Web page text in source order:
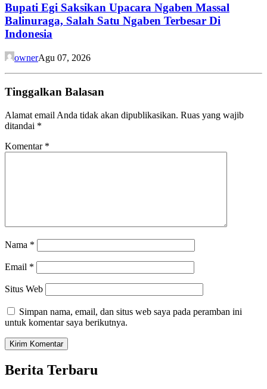
Bupati Egi Saksikan Upacara Ngaben Massal
Balinuraga, Salah Satu Ngaben Terbesar Di
Indonesia
ownerAgu 07, 2026
Tinggalkan Balasan
Alamat email Anda tidak akan dipublikasikan. Ruas yang wajib
ditandai *
Komentar *
Nama *
Email *
Situs Web
Simpan nama, email, dan situs web saya pada peramban ini
untuk komentar saya berikutnya.
Berita Terbaru